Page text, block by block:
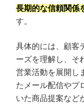
長期的な信頼関係
す。
具体的には、顧客
ーズを理解し、そ
営業活動を展開し
たメール配信やプ
いた商品提案など